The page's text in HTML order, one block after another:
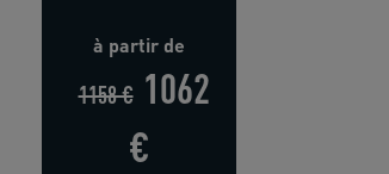
à partir de
1158 € 1062
€